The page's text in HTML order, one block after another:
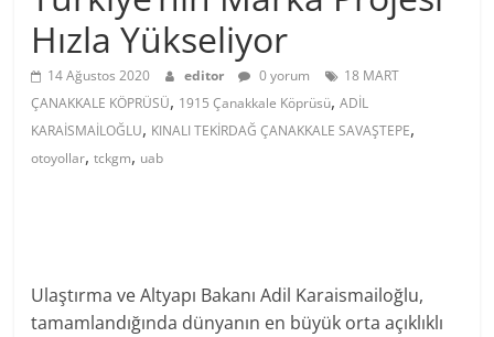
Hızla Yükseliyor
14 Ağustos 2020 editor 0 yorum
18 MART
ÇANAKKALE KÖPRÜSÜ, 1915 Çanakkale Köprüsü,ADİL
KARAİSMAİLOĞLU, KINALI TEKİRDAĞ ÇANAKKALE SAVAŞTEPE,
otoyollar,tckgm, uab
Ulaştırma ve Altyapı Bakanı Adil Karaismailoğlu,
tamamlandığında dünyanın en büyük orta açıklıklı